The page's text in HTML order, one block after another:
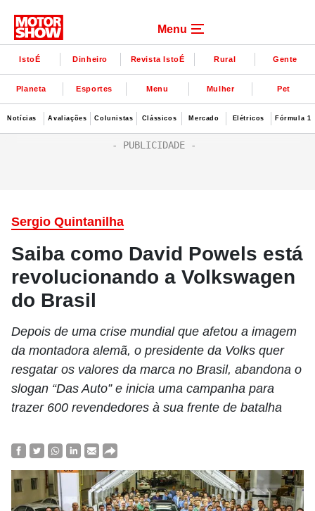
Menu
IstoÉ Dinheiro Revista IstoÉ Rural Gente
Planeta Esportes Menu Mulher Pet
Notícias Avaliações Colunistas Clássicos Mercado Elétricos Fórmula 1
Sergio Quintanilha
Saiba como David Powels está
revolucionando a Volkswagen
do Brasil
Depois de uma crise mundial que afetou a imagem
da montadora alemã, o presidente da Volks quer
resgatar os valores da marca no Brasil, abandona o
slogan “Das Auto” e inicia uma campanha para
trazer 600 revendedores à sua frente de batalha